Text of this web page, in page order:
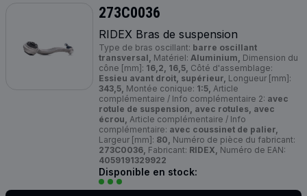
273C0036
RIDEX Bras de suspension
Type de bras oscillant: barre oscillant
transversal, Matériel: Aluminium, Dimension du
cône [mm]: 16,2, 16,5, Côté d'assemblage:
Essieu avant droit, supérieur, Longueur [mm]:
343,5, Montée conique: 1:5, Article
complémentaire / Info complémentaire 2: avec
rotule de suspension, avec rotules, avec
écrou, Article complémentaire / Info
complémentaire: avec coussinet de palier,
Largeur [mm]: 80, Numéro de pièce du fabricant:
273C0036, Fabricant: RIDEX, Numéro de EAN:
4059191329922
Disponible en stock: